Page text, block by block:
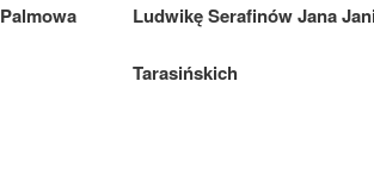
Ludwikę Serafinów Jana
Tarasińskich